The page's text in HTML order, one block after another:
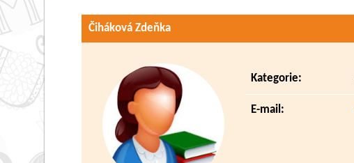
Čiháková Zdeňka
Kategorie:
E-mail: